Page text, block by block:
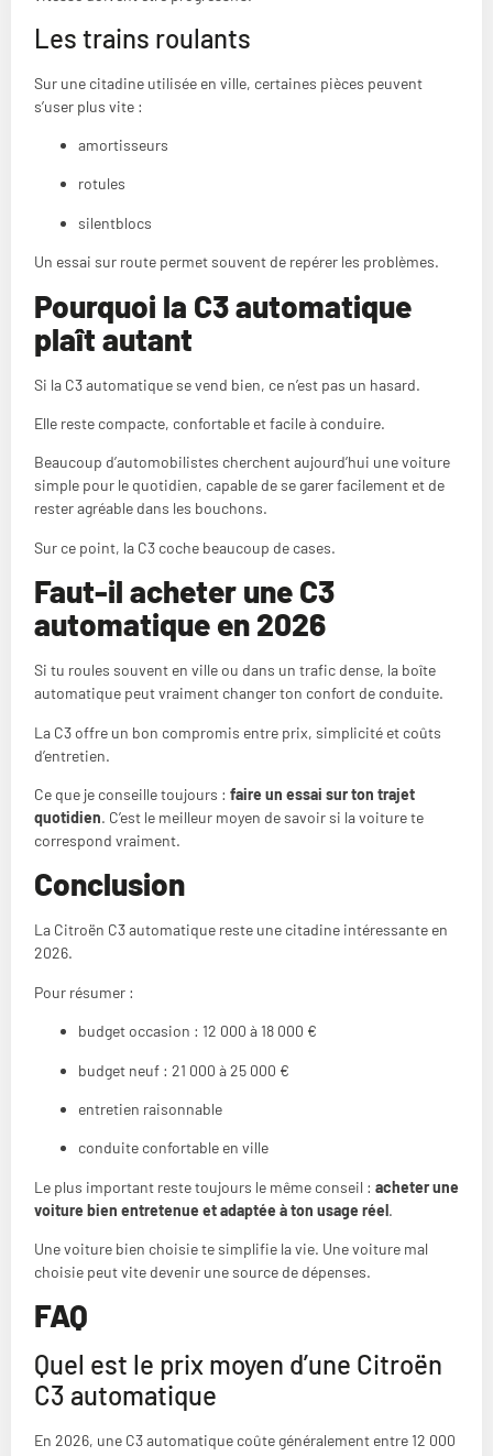
Les trains roulants
Sur une citadine utilisée en ville, certaines pièces peuvent
s’user plus vite :
amortisseurs
rotules
silentblocs
Un essai sur route permet souvent de repérer les problèmes.
Pourquoi la C3 automatique
plaît autant
Si la C3 automatique se vend bien, ce n’est pas un hasard.
Elle reste compacte, confortable et facile à conduire.
Beaucoup d’automobilistes cherchent aujourd’hui une voiture
simple pour le quotidien, capable de se garer facilement et de
rester agréable dans les bouchons.
Sur ce point, la C3 coche beaucoup de cases.
Faut-il acheter une C3
automatique en 2026
Si tu roules souvent en ville ou dans un trafic dense, la boîte
automatique peut vraiment changer ton confort de conduite.
La C3 offre un bon compromis entre prix, simplicité et coûts
d’entretien.
Ce que je conseille toujours : faire un essai sur ton trajet
quotidien. C’est le meilleur moyen de savoir si la voiture te
correspond vraiment.
Conclusion
La Citroën C3 automatique reste une citadine intéressante en
2026.
Pour résumer :
budget occasion : 12 000 à 18 000 €
budget neuf : 21 000 à 25 000 €
entretien raisonnable
conduite confortable en ville
Le plus important reste toujours le même conseil : acheter une
voiture bien entretenue et adaptée à ton usage réel.
Une voiture bien choisie te simplifie la vie. Une voiture mal
choisie peut vite devenir une source de dépenses.
FAQ
Quel est le prix moyen d’une Citroën
C3 automatique
En 2026, une C3 automatique coûte généralement entre 12 000